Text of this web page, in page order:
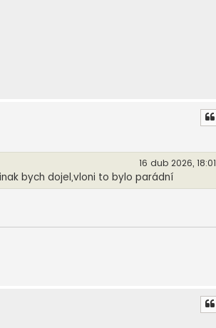
16 dub 2026, 18:01
bych dojel,vloni to bylo parádní